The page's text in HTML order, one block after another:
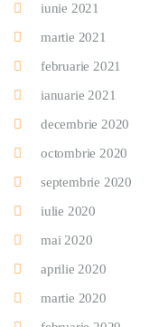
iunie 2021
martie 2021
februarie 2021
ianuarie 2021
decembrie 2020
octombrie 2020
septembrie 2020
iulie 2020
mai 2020
aprilie 2020
martie 2020